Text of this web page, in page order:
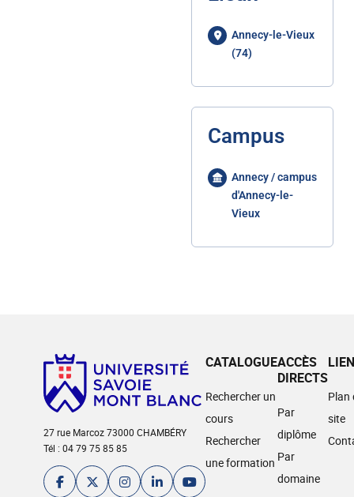
Annecy-le-Vieux
(74)
Campus
Annecy / campus
d'Annecy-le-
Vieux
27 rue Marcoz 73000 CHAMBÉRY
Tél : 04 79 75 85 85
CATALOGUE
Rechercher un
cours
Rechercher
une formation
ACCÈS
DIRECTS
Par
diplôme
Par
domaine
Plan
site